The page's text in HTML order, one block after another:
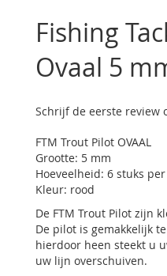
Fishing
Ovaal 5
Schrijf de eerste review
FTM Trout Pilot OVAAL
Grootte: 5 mm
Hoeveelheid: 6 stuks
Kleur: rood
De FTM Trout Pilot zijn
De pilot is gemakkelijk
hierdoor heen steekt u
uw lijn overschuiven.